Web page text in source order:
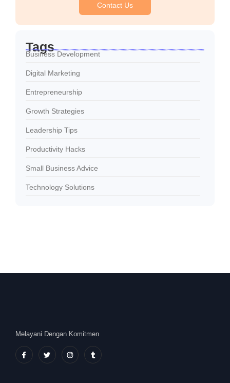
Contact Us
Tags
Business Development
Digital Marketing
Entrepreneurship
Growth Strategies
Leadership Tips
Productivity Hacks
Small Business Advice
Technology Solutions
Melayani Dengan Komitmen